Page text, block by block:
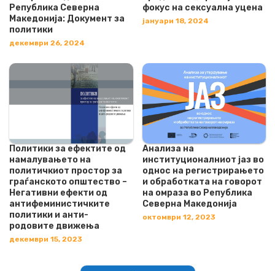
Република Северна
Македонија: Документ за
политики
декември 26, 2024
фокус на сексуална уцена
јануари 18, 2024
Политики за ефектите од
намалувањето на
политичкиот простор за
граѓанското општество –
Негативни ефекти од
антифеминистичките
политики и анти-
родовите движења
декември 15, 2023
Анализа на
институционалниот јаз во
однос на регистрирањето
и обработката на говорот
на омраза во Република
Северна Македонија
октомври 12, 2023